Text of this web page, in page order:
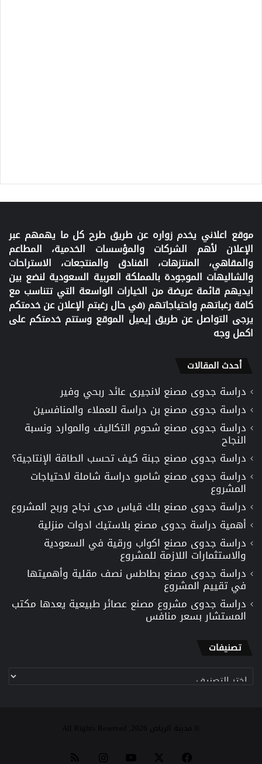
موقع اعلاني يخدم زواره عن طريق طرح كل ما يهمهم عبر
الإعلان لأهم الشركات والمؤسسات الخدمية، المطاعم
والمقاهي، المنتزهات، الفنادق والمنتجعات، الاستراحات
والشاليهات الموجودة بالمملكة العربية السعودية لنضع بين
ايديهم قائمة عريضة من الخيارات الواسعة التي تتناسب مع
كافة رغباتهم واحتياجاتهم (في حال رغبتم الإعلان عن خدمتكم
يرجى التواصل عن طريق إيميل الموقع وستتم خدمتكم على
اكمل وجه
أحدث المقالات
دراسة جدوى مصنع لانجيرى عائد ربحي وفير
دراسة جدوى مصنع بن دراسة للعملاء والمنافسين
دراسة جدوى مصنع شحوم التكاليف والموارد ونسبة
النجاح
دراسة جدوى مصنع جبنة كيف تحسب الطاقة الإنتاجية؟
دراسة جدوى مصنع شامبو دراسة شاملة لاحتياجات
المشروع
دراسة جدوى مصنع بلك قياس مدى نجاح وربح المشروع
أهمية دراسة جدوى مصنع بلاستيك ادوات منزلية
دراسة جدوى مصنع اكواب ورقية في السعودية
والاستثمارات اللازمة للمشروع
دراسة جدوى مصنع بطاطس نصف مقلية وأهميتها
في تقييم المشروع
دراسة جدوى مشروع مصنع عصائر طبيعية يعدها مكتب
المستشار بسعر منافس
تصنيفات
تصنيفات
© مدينة الرياض 2026, All Rights Reserved
فيسبوك ‫YouTube انستقرام